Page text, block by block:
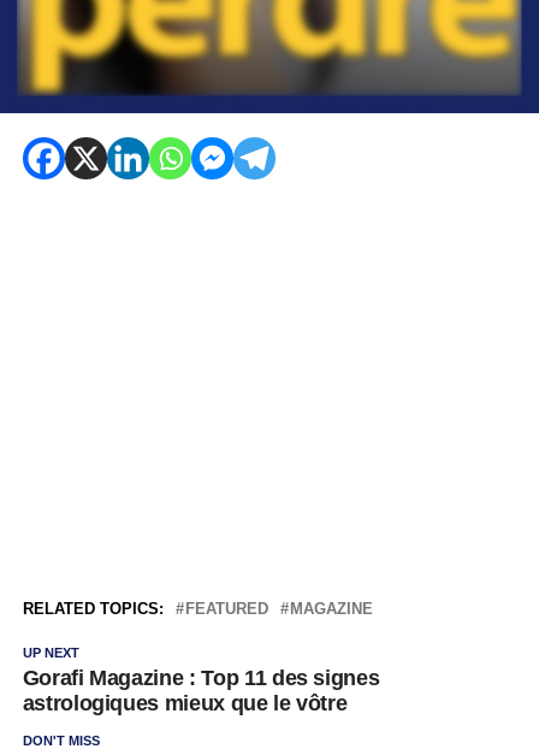
RELATED TOPICS: FEATURED MAGAZINE
UP NEXT
Gorafi Magazine : Top 11 des signes
astrologiques mieux que le vôtre
DON'T MISS